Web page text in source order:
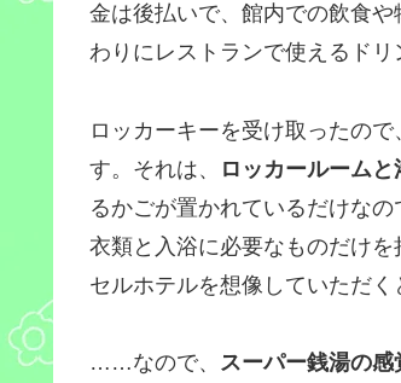
金は後払いで、館内での飲食
わりにレストランで使えるドリ
ロッカーキーを受け取ったの
す。それは、
ロッカールーム
るかごが置かれているだけな
衣類と入浴に必要なものだけ
セルホテルを想像していただく
……なので、 スーパー銭湯の